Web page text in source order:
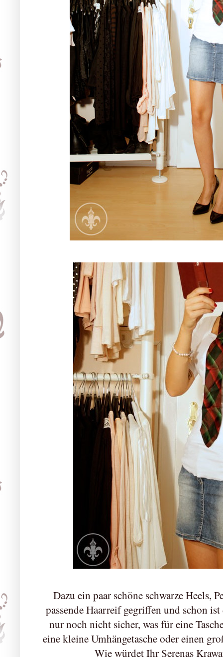
Dazu ein paar schöne schwarze Heels,
passende Haarreif gegriffen und schon
nur noch nicht sicher, was für eine
eine kleine Umhängetasche oder einen
Wie würdet Ihr Serenas